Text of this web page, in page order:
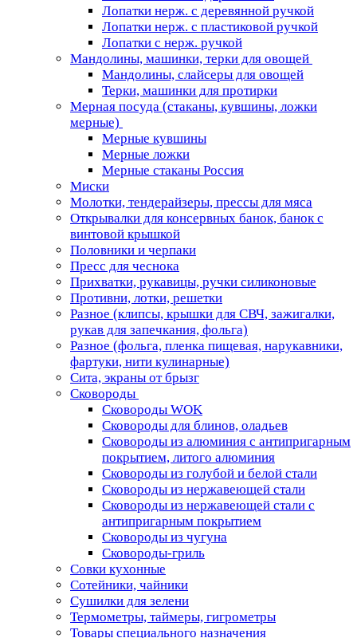
Лопатки нерж. с деревянной ручкой
Лопатки нерж. с пластиковой ручкой
Лопатки с нерж. ручкой
Мандолины, машинки, терки для овощей
Мандолины, слайсеры для овощей
Терки, машинки для протирки
Мерная посуда (стаканы, кувшины, ложки
мерные)
Мерные кувшины
Мерные ложки
Мерные стаканы Россия
Миски
Молотки, тендерайзеры, прессы для мяса
Открывалки для консервных банок, банок с
винтовой крышкой
Половники и черпаки
Пресс для чеснока
Прихватки, рукавицы, ручки силиконовые
Противни, лотки, решетки
Разное (клипсы, крышки для СВЧ, зажигалки,
рукав для запечкания, фольга)
Разное (фольга, пленка пищевая, нарукавники,
фартуки, нити кулинарные)
Сита, экраны от брызг
Сковороды
Сковороды WOK
Сковороды для блинов, оладьев
Сковороды из алюминия с антипригарным
покрытием, литого алюминия
Сковороды из голубой и белой стали
Сковороды из нержавеющей стали
Сковороды из нержавеющей стали с
антипригарным покрытием
Сковороды из чугуна
Сковороды-гриль
Совки кухонные
Сотейники, чайники
Сушилки для зелени
Термометры, таймеры, гигрометры
Товары специального назначения